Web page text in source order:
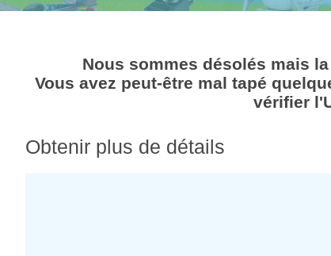
Nous sommes désolés mais
Vous avez peut-être mal tapé
vérifier
Obtenir plus de détails